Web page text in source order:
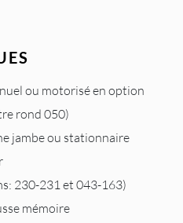
ou motorisé en option
rond 050)
jambe ou stationnaire
230-231 et 043-163)
mémoire